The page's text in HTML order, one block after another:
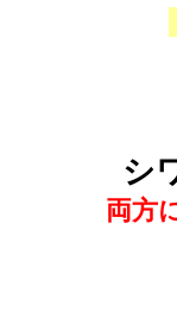
シ
両方